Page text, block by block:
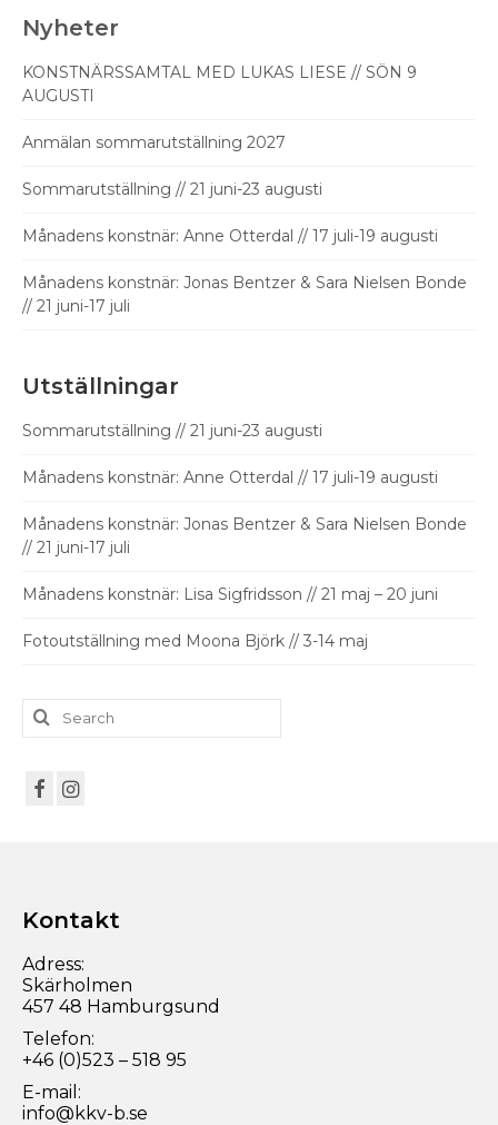
Nyheter
KONSTNÄRSSAMTAL MED LUKAS LIESE // SÖN 9
AUGUSTI
Anmälan sommarutställning 2027
Sommarutställning // 21 juni-23 augusti
Månadens konstnär: Anne Otterdal // 17 juli-19 augusti
Månadens konstnär: Jonas Bentzer & Sara Nielsen Bonde
// 21 juni-17 juli
Utställningar
Sommarutställning // 21 juni-23 augusti
Månadens konstnär: Anne Otterdal // 17 juli-19 augusti
Månadens konstnär: Jonas Bentzer & Sara Nielsen Bonde
// 21 juni-17 juli
Månadens konstnär: Lisa Sigfridsson // 21 maj – 20 juni
Fotoutställning med Moona Björk // 3-14 maj
Search
for:
Kontakt
Adress:
Skärholmen
457 48 Hamburgsund
Telefon:
+46 (0)523 – 518 95
E-mail:
info@kkv-b.se